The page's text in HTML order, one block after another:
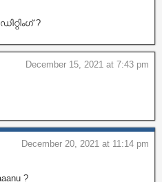
?
December 15, 2021 at 7:43 pm
December 20, 2021 at 11:14 pm
?